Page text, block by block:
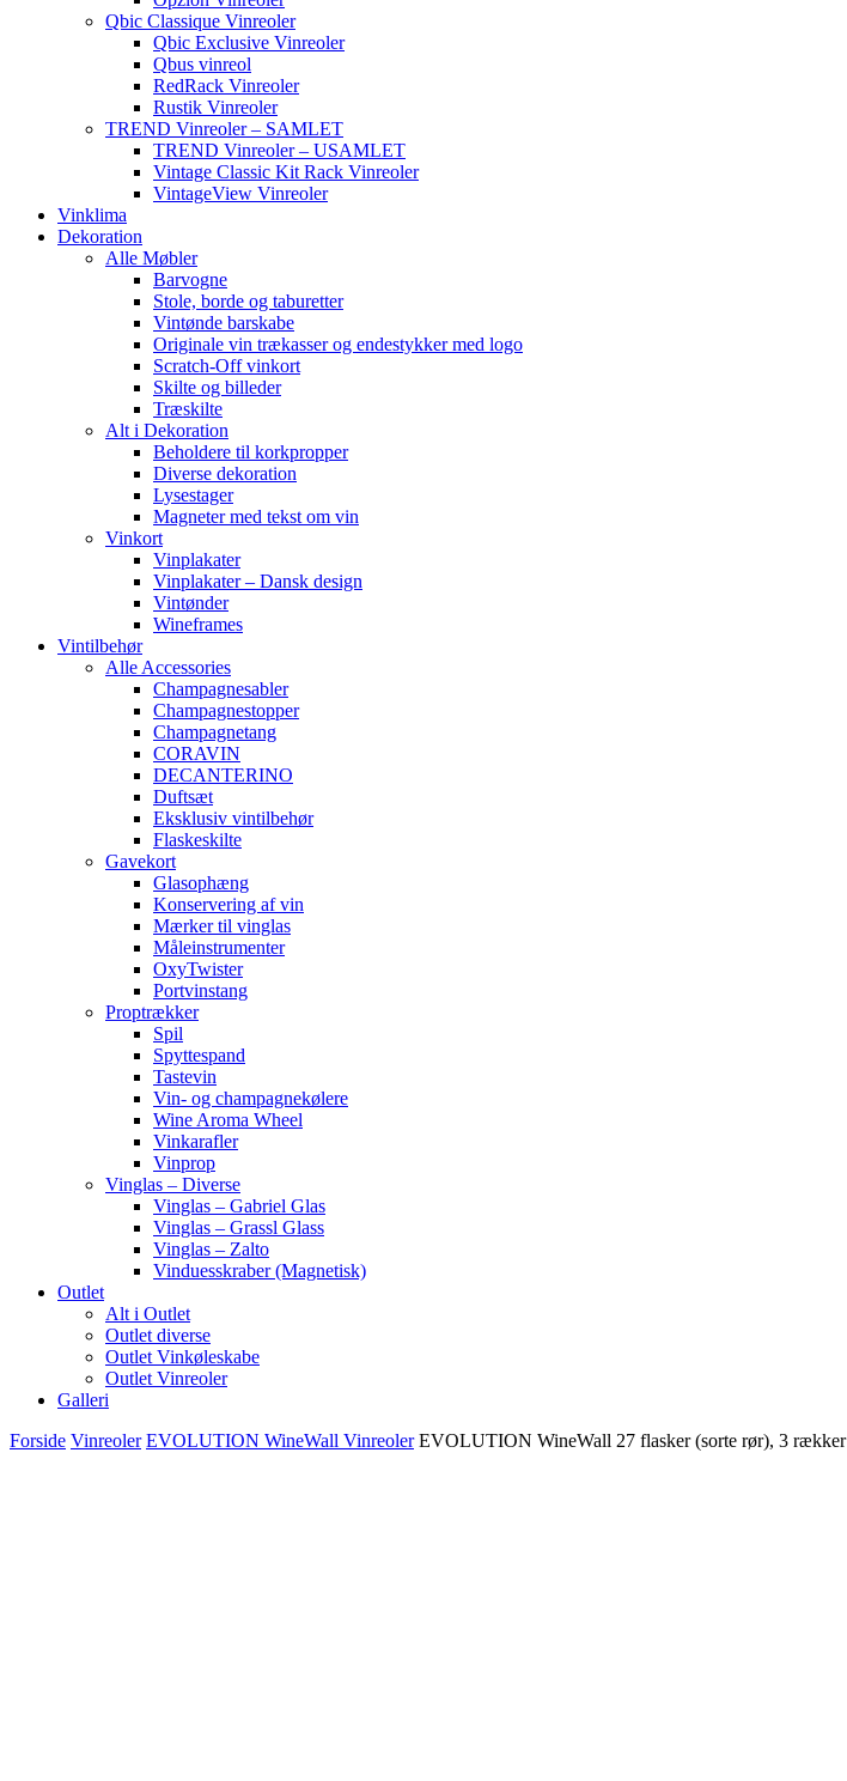
Qbic Classique Vinreoler
Qbic Exclusive Vinreoler
Qbus vinreol
RedRack Vinreoler
Rustik Vinreoler
TREND Vinreoler – SAMLET
TREND Vinreoler – USAMLET
Vintage Classic Kit Rack Vinreoler
VintageView Vinreoler
Vinklima
Dekoration
Alle Møbler
Barvogne
Stole, borde og taburetter
Vintønde barskabe
Originale vin trækasser og endestykker med logo
Scratch-Off vinkort
Skilte og billeder
Træskilte
Alt i Dekoration
Beholdere til korkpropper
Diverse dekoration
Lysestager
Magneter med tekst om vin
Vinkort
Vinplakater
Vinplakater – Dansk design
Vintønder
Wineframes
Vintilbehør
Alle Accessories
Champagnesabler
Champagnestopper
Champagnetang
CORAVIN
DECANTERINO
Duftsæt
Eksklusiv vintilbehør
Flaskeskilte
Gavekort
Glasophæng
Konservering af vin
Mærker til vinglas
Måleinstrumenter
OxyTwister
Portvinstang
Proptrækker
Spil
Spyttespand
Tastevin
Vin- og champagnekølere
Wine Aroma Wheel
Vinkarafler
Vinprop
Vinglas – Diverse
Vinglas – Gabriel Glas
Vinglas – Grassl Glass
Vinglas – Zalto
Vinduesskraber (Magnetisk)
Outlet
Alt i Outlet
Outlet diverse
Outlet Vinkøleskabe
Outlet Vinreoler
Galleri
Forside Vinreoler EVOLUTION WineWall Vinreoler EVOLUTION WineWall 27 flasker (sorte rør), 3 rækker